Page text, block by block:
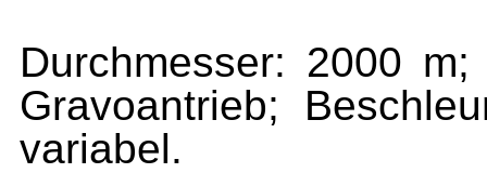
Durchmesser: 2000
Gravoantrieb;
variabel.